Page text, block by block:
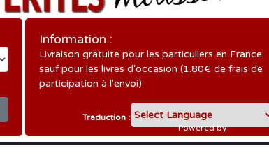
Information :
Livraison gratuite pour les particuliers en France
sauf pour les livres d'occasion (1.80€ de frais de
participation à l'envoi)
Traduction :
Powered by